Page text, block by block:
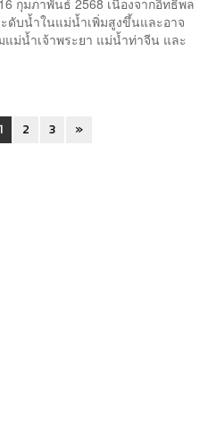
กุมภาพันธ์ 2568 เนื่องจากอิทธิพล
บน้ำในแม่น้ำเพิ่มสูงขึ้นและอาจ
ม่น้ำเจ้าพระยา แม่น้ำท่าจีน และ
1 2 3 »